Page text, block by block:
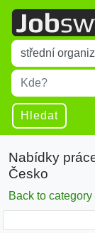
Title
Type 1 or more
Místo
Type 1 or more
Hledat
Nabídky
Česko
Back to category